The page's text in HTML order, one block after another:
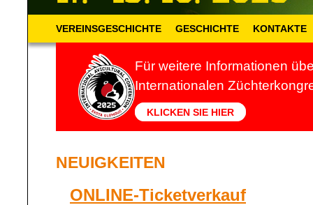
VEREINSGESCHICHTE GESCHICHTE KONTAKTE
Für weitere Informationen
Internationalen
KLICKEN SIE HIER
NEUIGKEITEN
ONLINE-Ticketverkauf